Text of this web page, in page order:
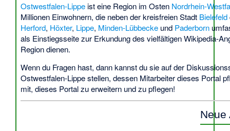
Ostwestfalen-Lippeist eine Region im Osten Nordrhein-
Millionen Einwohnern, die neben der kreisfreien Stadt Bielefeld
Herford, Höxter, Lippe, Minden-Lübbeckeund Paderborn
als Einstiegsseite zur Erkundung des vielfältigen Wikipedia-
Region dienen.
Wenn du Fragen hast, dann kannst du sie auf der
Ostwestfalen-Lippestellen, dessen Mitarbeiter dieses Portal
mit, dieses Portal zu erweitern und zu pflegen!
Neue